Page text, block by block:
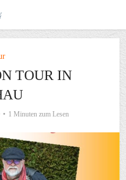
TOUR IN
1 Minuten zum Lesen